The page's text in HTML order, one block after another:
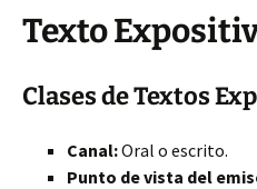
Texto
Clases de Textos
Canal:Oral o escrito.
Punto de vista del